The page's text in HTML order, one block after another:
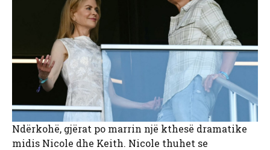
Ndërkohë, gjërat po marrin një kthesë dramatike
midis Nicole dhe Keith. Nicole thuhet se